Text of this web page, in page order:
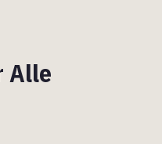
Alle